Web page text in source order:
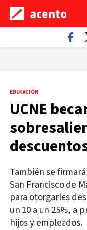
EDUCACIÓN
UCNE
También se
San Francisco de
para otorgarles
un 10 a un 25%, a
hijos y empleados.